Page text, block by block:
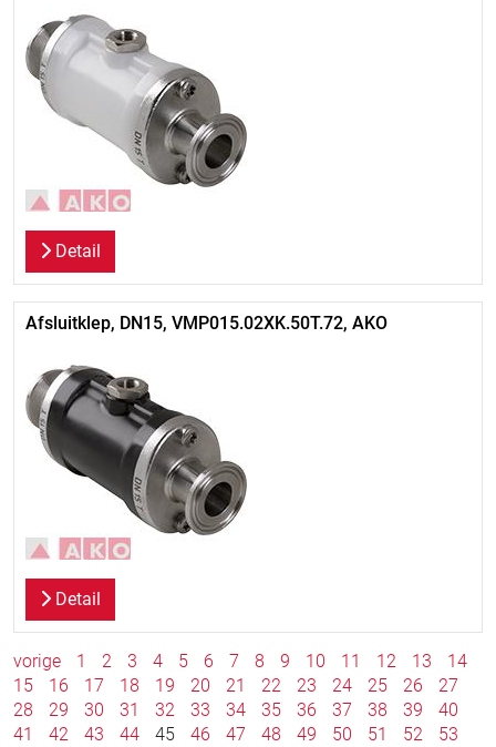
Detail
Afsluitklep, DN15, VMP015.02XK.50T.72, AKO
Detail
vorige 1 2 3 4 5 6 7 8 9 10 11 12 13
14
15
16 17 18 19 20 21 22 23 24 25 26
27
28
29 30 31 32 33 34 35 36 37 38 39
40
41
42 43 44 45 46 47 48 49 50 51 52
53